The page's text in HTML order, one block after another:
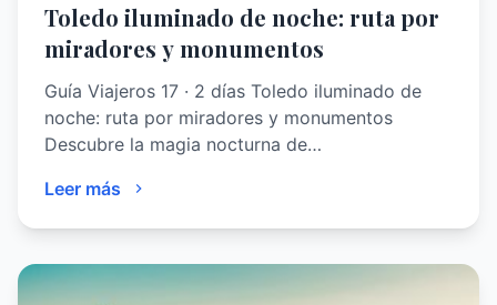
Toledo iluminado de noche: ruta por
miradores y monumentos
Guía Viajeros 17 · 2 días Toledo iluminado de
noche: ruta por miradores y monumentos
Descubre la magia nocturna de…
Leer más